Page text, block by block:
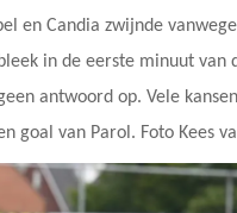
en Candia zwijnde
in de eerste minuut
antwoord op. Vele
goal van Parol. Foto Kees